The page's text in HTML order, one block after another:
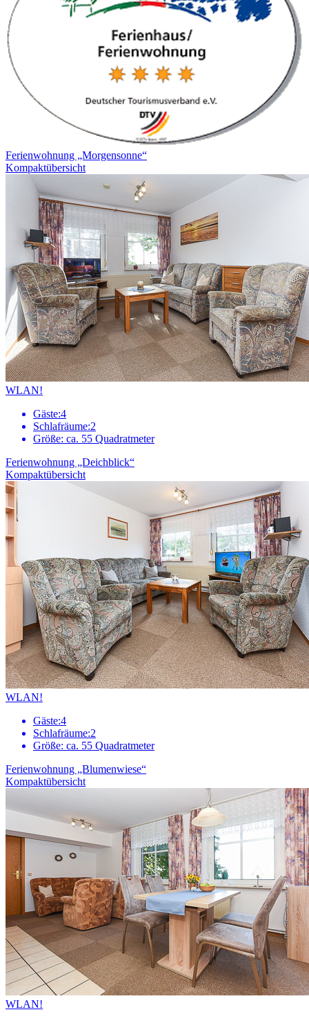
Ferienwohnung „Morgensonne“
Kompaktübersicht
WLAN!
Gäste:4
Schlafräume:2
Größe: ca. 55 Quadratmeter
Ferienwohnung „Deichblick“
Kompaktübersicht
WLAN!
Gäste:4
Schlafräume:2
Größe: ca. 55 Quadratmeter
Ferienwohnung „Blumenwiese“
Kompaktübersicht
WLAN!